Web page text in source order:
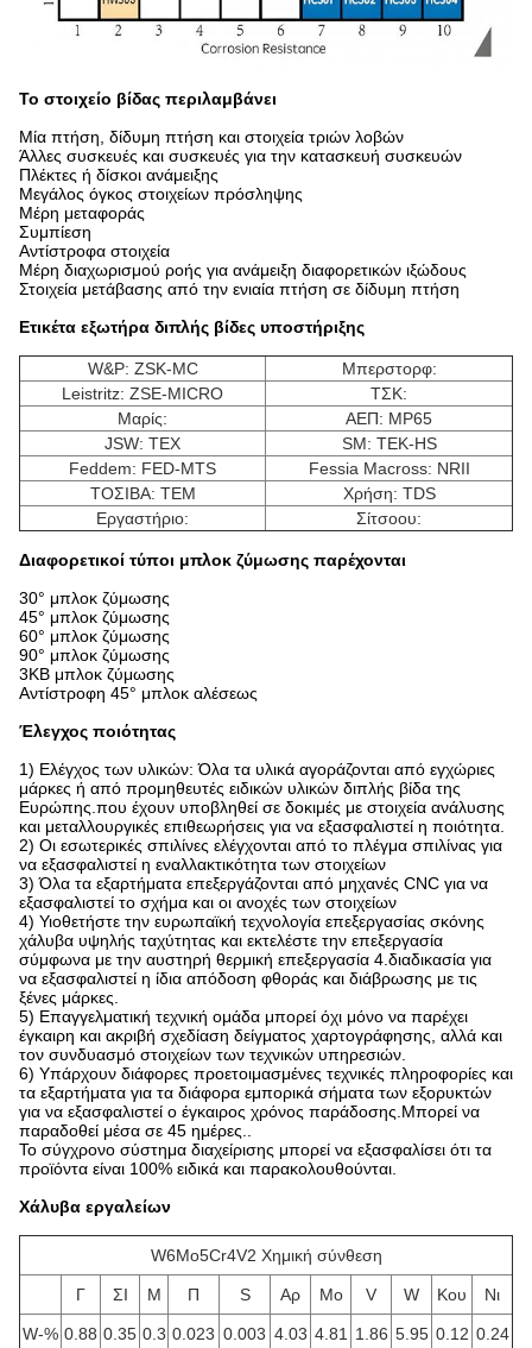
Το στοιχείο βίδας περιλαμβάνει
Μία πτήση, δίδυμη πτήση και στοιχεία τριών λοβών
Άλλες συσκευές και συσκευές για την κατασκευή συσκευών
Πλέκτες ή δίσκοι ανάμειξης
Μεγάλος όγκος στοιχείων πρόσληψης
Μέρη μεταφοράς
Συμπίεση
Αντίστροφα στοιχεία
Μέρη διαχωρισμού ροής για ανάμειξη διαφορετικών ιξώδους
Στοιχεία μετάβασης από την ενιαία πτήση σε δίδυμη πτήση
Ετικέτα εξωτήρα διπλής βίδες υποστήριξης
W&P: ZSK-MC
Μπερστορφ:
Leistritz: ZSE-MICRO
ΤΣΚ:
Μαρίς:
ΑΕΠ: MP65
JSW: TEX
SM: TEK-HS
Feddem: FED-MTS
Fessia Macross: NRII
ΤΟΣΙΒΑ: ΤΕΜ
Χρήση: TDS
Εργαστήριο:
Σίτσοου:
Διαφορετικοί τύποι μπλοκ ζύμωσης παρέχονται
30° μπλοκ ζύμωσης
45° μπλοκ ζύμωσης
60° μπλοκ ζύμωσης
90° μπλοκ ζύμωσης
3KB μπλοκ ζύμωσης
Αντίστροφη 45° μπλοκ αλέσεως
Έλεγχος ποιότητας
1) Ελέγχος των υλικών: Όλα τα υλικά αγοράζονται από εγχώριες
μάρκες ή από προμηθευτές ειδικών υλικών διπλής βίδα της
Ευρώπης.που έχουν υποβληθεί σε δοκιμές με στοιχεία ανάλυσης
και μεταλλουργικές επιθεωρήσεις για να εξασφαλιστεί η ποιότητα.
2) Οι εσωτερικές σπιλίνες ελέγχονται από το πλέγμα σπιλίνας για
να εξασφαλιστεί η εναλλακτικότητα των στοιχείων
3) Όλα τα εξαρτήματα επεξεργάζονται από μηχανές CNC για να
εξασφαλιστεί το σχήμα και οι ανοχές των στοιχείων
4) Υιοθετήστε την ευρωπαϊκή τεχνολογία επεξεργασίας σκόνης
χάλυβα υψηλής ταχύτητας και εκτελέστε την επεξεργασία
σύμφωνα με την αυστηρή θερμική επεξεργασία 4.διαδικασία για
να εξασφαλιστεί η ίδια απόδοση φθοράς και διάβρωσης με τις
ξένες μάρκες.
5) Επαγγελματική τεχνική ομάδα μπορεί όχι μόνο να παρέχει
έγκαιρη και ακριβή σχεδίαση δείγματος χαρτογράφησης, αλλά και
τον συνδυασμό στοιχείων των τεχνικών υπηρεσιών.
6) Υπάρχουν διάφορες προετοιμασμένες τεχνικές πληροφορίες και
τα εξαρτήματα για τα διάφορα εμπορικά σήματα των εξορυκτών
για να εξασφαλιστεί ο έγκαιρος χρόνος παράδοσης.Μπορεί να
παραδοθεί μέσα σε 45 ημέρες..
Το σύγχρονο σύστημα διαχείρισης μπορεί να εξασφαλίσει ότι τα
προϊόντα είναι 100% ειδικά και παρακολουθούνται.
Χάλυβα εργαλείων
W6Mo5Cr4V2 Χημική σύνθεση
Γ ΣΙ Μ Π S Αρ Μo V W Κου Νι
W-% 0.88 0.35 0.3 0.023 0.003 4.03 4.81 1.86 5.95 0.12 0.24